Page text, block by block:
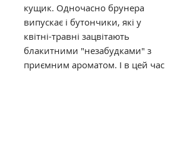
кущик. Одночасно брунера
випускає і бутончики, які у
квітні-травні зацвітають
блакитними "незабудками" з
приємним ароматом. І в цей час